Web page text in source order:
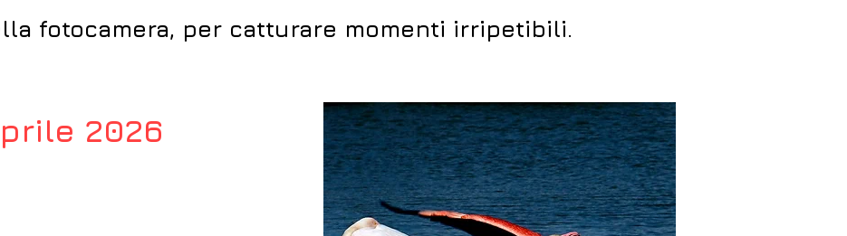
fotocamera, per catturare momenti irripetibili.
2026